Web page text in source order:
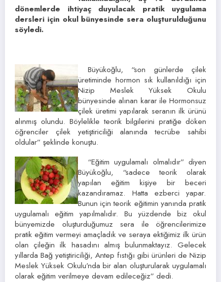
dönemlerde ihtiyaç duyulacak pratik uygulama
dersleri için okul bünyesinde sera oluşturulduğunu
söyledi.
Büyükoğlu, “son günlerde çilek
üretiminde hormon sık kullanıldığı için
Nizip Meslek Yüksek Okulu
bünyesinde alınan karar ile Hormonsuz
çilek üretimi yapılarak seranın ilk ürünü
alınmış olundu. Böylelikle teorik bilgilerini pratiğe döken
öğrenciler çilek yetiştiriciliği alanında tecrübe sahibi
oldular” şeklinde konuştu.
“Eğitim uygulamalı olmalıdır” diyen
Büyükoğlu, “sadece teorik olarak
yapılan eğitim kişiye bir beceri
kazandıramaz. Hatta ezberci yapar.
Bunun için teorik eğitimin yanında pratik
uygulamalı eğitim yapılmalıdır. Bu yüzdende biz okul
bünyemizde oluşturduğumuz sera ile öğrencilerimize
pratik eğitim vermeyi amaçladık ve seraya ektiğimiz ilk ürün
olan çileğin ilk hasadını almış bulunmaktayız. Gelecek
yıllarda Bağ yetiştiriciliği, Antep fıstığı gibi ürünleri de Nizip
Meslek Yüksek Okulu’nda bir alan oluşturularak uygulamalı
olarak eğitim verilmeye devam edileceğiz” dedi.